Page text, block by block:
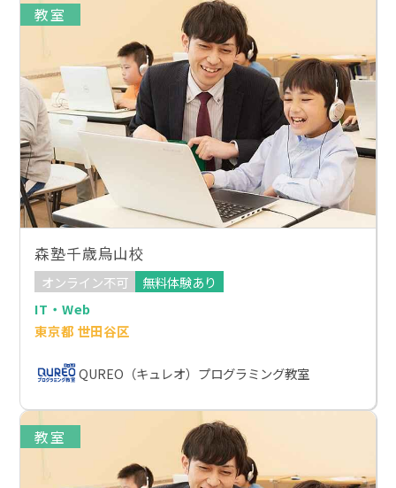
教室
森塾千歳烏山校
オンライン不可
無料体験あり
IT・Web
東京都 世田谷区
QUREO（キュレオ）プログラミング教室
教室